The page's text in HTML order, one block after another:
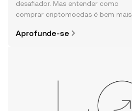
desafiador. Mas entender como
comprar criptomoedas é bem mais
especialmente quando você já sabe
Aprofunde-se